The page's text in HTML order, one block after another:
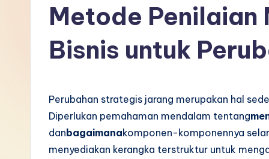
Metode
Bisnis untuk
Perubahan strategis jarang merupakan hal
Diperlukan pemahaman mendalam tentang
danbagaimanakomponen-komponennya
menyediakan kerangka terstruktur untuk